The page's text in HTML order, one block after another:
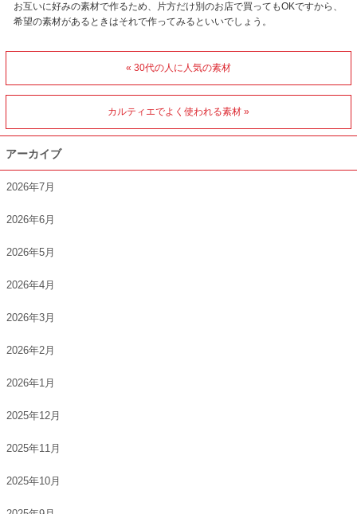
お互いに好みの素材で作るため、片方だけ別のお店で買ってもOKですから、
希望の素材があるときはそれで作ってみるといいでしょう。
« 30代の人に人気の素材
カルティエでよく使われる素材 »
アーカイブ
2026年7月
2026年6月
2026年5月
2026年4月
2026年3月
2026年2月
2026年1月
2025年12月
2025年11月
2025年10月